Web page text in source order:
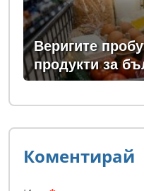
Веригите
продукти за
Коментирай